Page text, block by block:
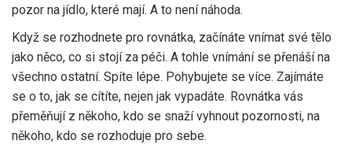
pozor na jídlo, které mají. A to není náhoda.
Když se rozhodnete pro rovnátka, začínáte vnímat své tělo
jako něco, co si stojí za péči. A tohle vnímání se přenáší na
všechno ostatní. Spíte lépe. Pohybujete se více. Zajímáte
se o to, jak se cítíte, nejen jak vypadáte. Rovnátka vás
přeměňují z někoho, kdo se snaží vyhnout pozornosti, na
někoho, kdo se rozhoduje pro sebe.